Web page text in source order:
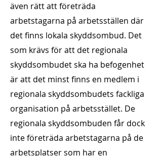
även rätt att företräda
arbetstagarna på arbetsställen där
det finns lokala skyddsombud. Det
som krävs för att det regionala
skyddsombudet ska ha befogenhet
är att det minst finns en medlem i
regionala skyddsombudets fackliga
organisation på arbetsstället. De
regionala skyddsombuden får dock
inte företräda arbetstagarna på de
arbetsplatser som har en